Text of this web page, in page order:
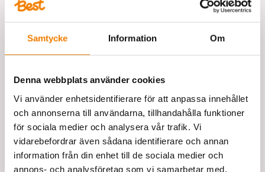
Samtycke Information Om
Denna webbplats använder cookies
Vi använder enhetsidentifierare för att anpassa innehållet
och annonserna till användarna, tillhandahålla funktioner
för sociala medier och analysera vår trafik. Vi
vidarebefordrar även sådana identifierare och annan
information från din enhet till de sociala medier och
annons- och analysföretag som vi samarbetar med.
Detaljhandel och grossist
Bygg och anläggning
Boka bud / transport
BOKA BUD / TRANSPORT
Kontakta våra rådgivare
KONTAKTA VÅRA RÅDGIVARE
anmälas direkt. Dold skada ska anmälas inom 7 dagar. Förlorat
gods ska anmälas inom 30 dagar. Läs mer påriksdagen.se
vår verksamhet. Tillsammans arbetar vi med att kontinuerligt
utveckla vår organisation, våra processer och vår kompetens.
Läs vår kvalitetspolicy
Betalningsvillkor och fakturering
Vi fakturerar en gång per vecka, 15 dagar netto eller enligt
överenskommelse. Faktureringsavgift om 29 kr tillkommer.